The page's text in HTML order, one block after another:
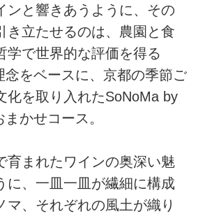
ンと響きあうように、その
き立たせるのは、農園と食
学で世界的な評価を得る
念をベースに、京都の季節ご
化を取り入れたSoNoMa by
かせコース。
育まれたワインの奥深い魅
に、一皿一皿が繊細に構成
マ、それぞれの風土が織り